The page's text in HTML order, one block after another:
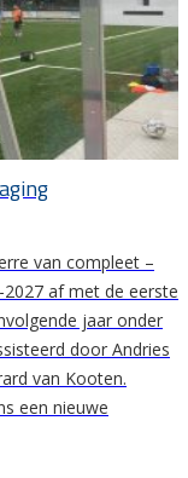
van compleet –
af met de eerste
jaar onder
door Andries
van Kooten.
een nieuwe